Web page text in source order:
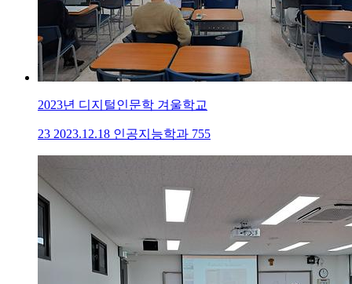
2023년 디지털인문학 겨울학교
23 2023.12.18 인공지능학과 755